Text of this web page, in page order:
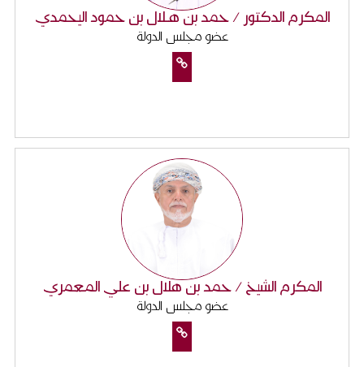
المكرم الدكتور / حمد بن هـلال بن حمود اليحمدي
عضو مجلس الدولة
المكرم الشيخ / حمد بن هلال بن علي المعمري
عضو مجلس الدولة